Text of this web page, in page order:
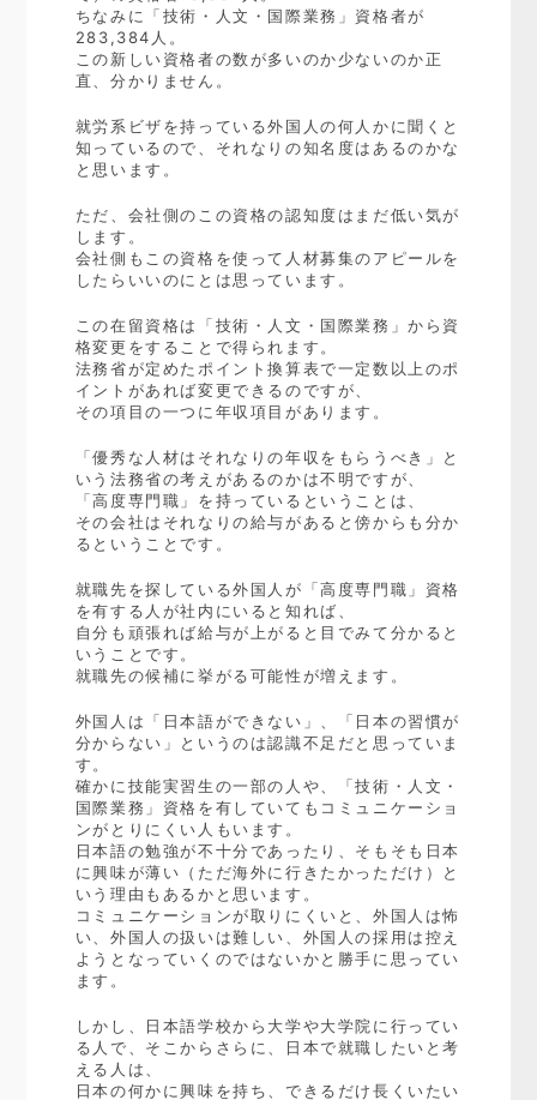
ちなみに「技術・人文・国際業務」資格者が
283,384人。
この新しい資格者の数が多いのか少ないのか正
直、分かりません。
就労系ビザを持っている外国人の何人かに聞くと
知っているので、それなりの知名度はあるのかな
と思います。
ただ、会社側のこの資格の認知度はまだ低い気が
します。
会社側もこの資格を使って人材募集のアピールを
したらいいのにとは思っています。
この在留資格は「技術・人文・国際業務」から資
格変更をすることで得られます。
法務省が定めたポイント換算表で一定数以上のポ
イントがあれば変更できるのですが、
その項目の一つに年収項目があります。
「優秀な人材はそれなりの年収をもらうべき」と
いう法務省の考えがあるのかは不明ですが、
「高度専門職」を持っているということは、
その会社はそれなりの給与があると傍からも分か
るということです。
就職先を探している外国人が「高度専門職」資格
を有する人が社内にいると知れば、
自分も頑張れば給与が上がると目でみて分かると
いうことです。
就職先の候補に挙がる可能性が増えます。
外国人は「日本語ができない」、「日本の習慣が
分からない」というのは認識不足だと思っていま
す。
確かに技能実習生の一部の人や、「技術・人文・
国際業務」資格を有していてもコミュニケーショ
ンがとりにくい人もいます。
日本語の勉強が不十分であったり、そもそも日本
に興味が薄い（ただ海外に行きたかっただけ）と
いう理由もあるかと思います。
コミュニケーションが取りにくいと、外国人は怖
い、外国人の扱いは難しい、外国人の採用は控え
ようとなっていくのではないかと勝手に思ってい
ます。
しかし、日本語学校から大学や大学院に行ってい
る人で、そこからさらに、日本で就職したいと考
える人は、
日本の何かに興味を持ち、できるだけ長くいたい